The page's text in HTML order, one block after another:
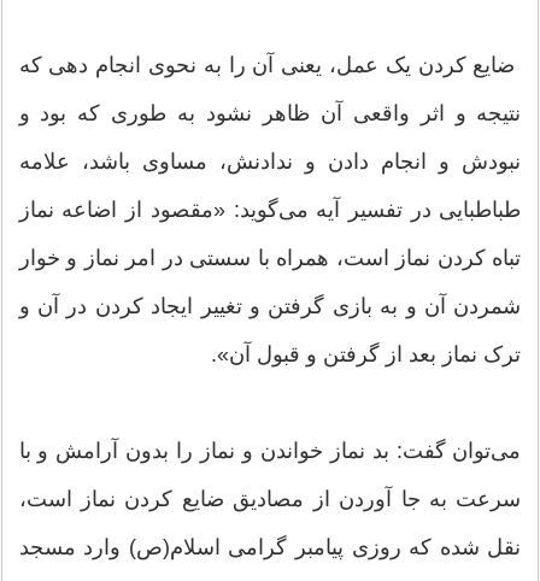
ضایع کردن یک عمل، یعنی آن را به نحوی انجام دهی که
نتیجه و اثر واقعی آن ظاهر نشود به طوری که بود و
نبودش و انجام دادن و ندادنش، مساوی باشد، علامه
طباطبایی در تفسیر آیه می‌گوید: «مقصود از اضاعه نماز
تباه کردن نماز است، همراه با سستی در امر نماز و خوار
شمردن آن و به بازی گرفتن و تغییر ایجاد کردن در آن و
ترک نماز بعد از گرفتن و قبول آن».
می‌توان گفت: بد نماز خواندن و نماز را بدون آرامش و با
سرعت به جا آوردن از مصادیق ضایع کردن نماز است،
نقل شده که روزی پیامبر گرامی اسلام(ص) وارد مسجد